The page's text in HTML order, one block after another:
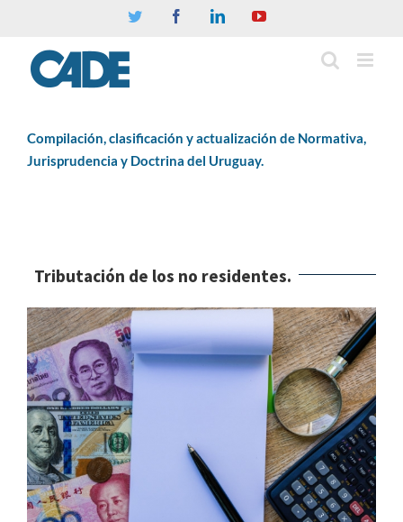
Twitter FacebookLinkedinYouTube
Compilación, clasificación y actualización de Normativa,
Jurisprudencia y Doctrina del Uruguay.
Tributación de los no residentes.